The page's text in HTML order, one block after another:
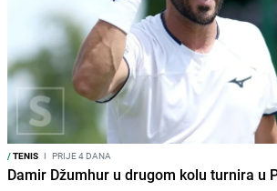
/TENIS I PRIJE 4 DANA
Damir Džumhur u drugom kolu turnira u